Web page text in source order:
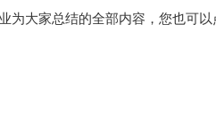
为大家总结的全部内容，您也可